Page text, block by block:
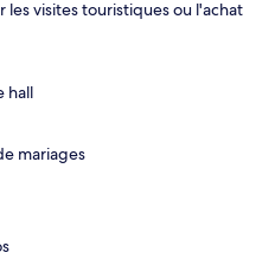
les visites touristiques ou l'achat
hall
mariages